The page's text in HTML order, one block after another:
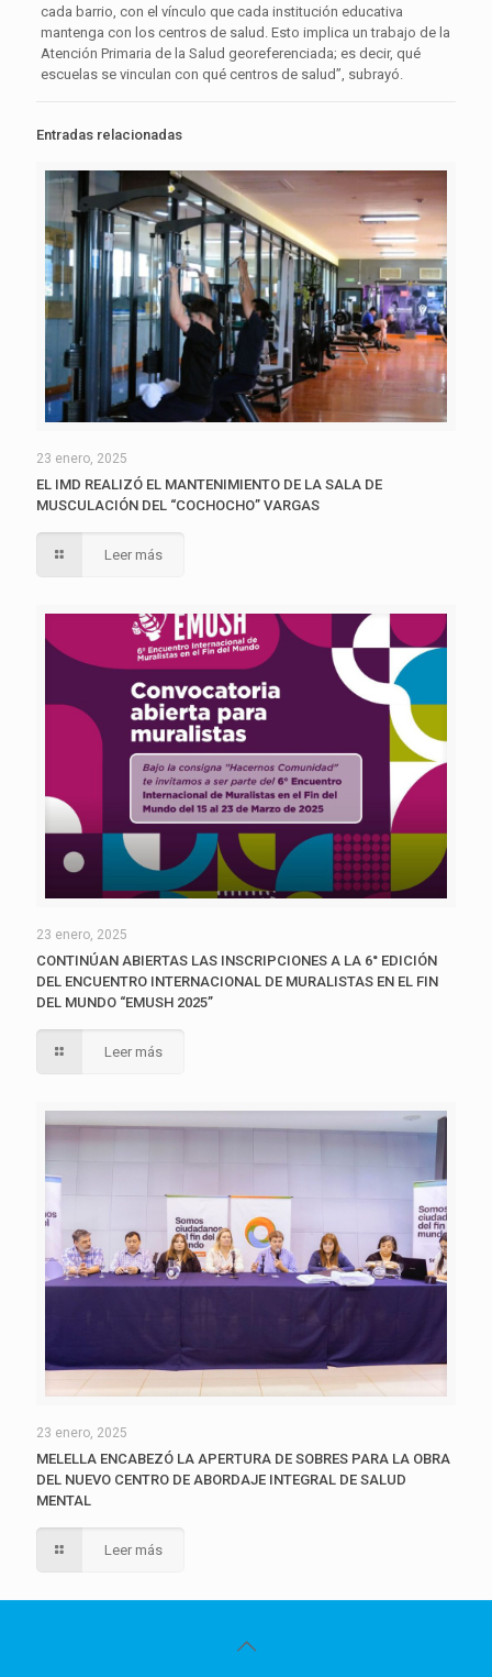
cada barrio, con el vínculo que cada institución educativa
mantenga con los centros de salud. Esto implica un trabajo de la
Atención Primaria de la Salud georeferenciada; es decir, qué
escuelas se vinculan con qué centros de salud”, subrayó.
Entradas relacionadas
23 enero, 2025
EL IMD REALIZÓ EL MANTENIMIENTO DE LA SALA DE
MUSCULACIÓN DEL “COCHOCHO” VARGAS
Leer más
23 enero, 2025
CONTINÚAN ABIERTAS LAS INSCRIPCIONES A LA 6° EDICIÓN
DEL ENCUENTRO INTERNACIONAL DE MURALISTAS EN EL FIN
DEL MUNDO “EMUSH 2025”
Leer más
23 enero, 2025
MELELLA ENCABEZÓ LA APERTURA DE SOBRES PARA LA OBRA
DEL NUEVO CENTRO DE ABORDAJE INTEGRAL DE SALUD
MENTAL
Leer más